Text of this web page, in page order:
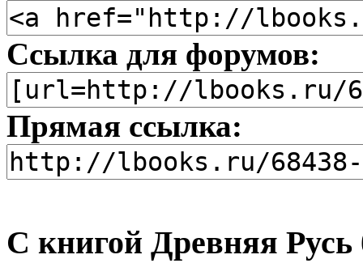
Ссылка для форумов:
Прямая ссылка:
С книгой Древняя Русь